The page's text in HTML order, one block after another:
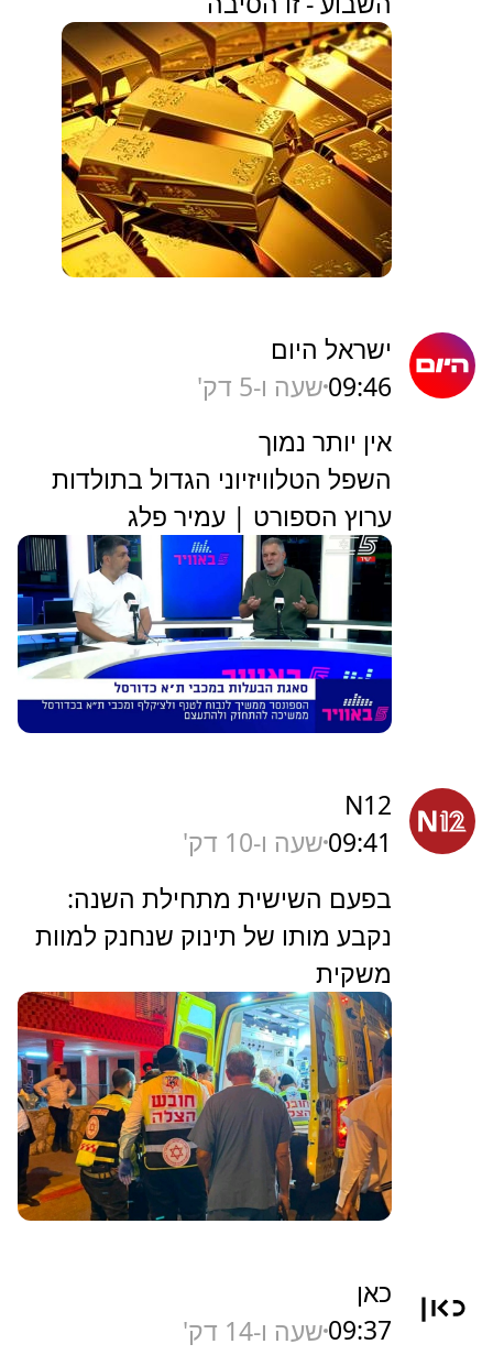
ישראל היום
09:46שעה ו-5 דק'
אין יותר נמוך
השפל הטלוויזיוני הגדול בתולדות
ערוץ הספורט | עמיר פלג
N12
09:41שעה ו-10 דק'
בפעם השישית מתחילת השנה:
נקבע מותו של תינוק שנחנק למוות
משקית
כאן
09:37שעה ו-14 דק'